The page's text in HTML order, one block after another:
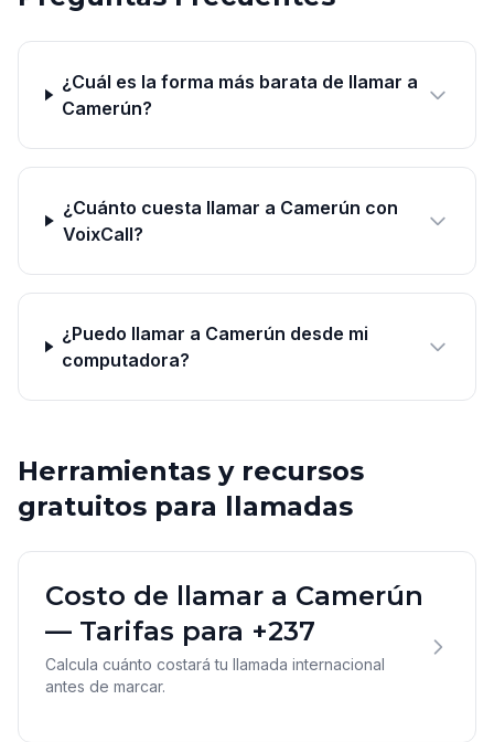
¿Cuál es la forma más barata de llamar a
Camerún?
¿Cuánto cuesta llamar a Camerún con
VoixCall?
¿Puedo llamar a Camerún desde mi
computadora?
Herramientas y recursos
gratuitos para llamadas
Costo de llamar a Camerún
— Tarifas para +237
Calcula cuánto costará tu llamada internacional
antes de marcar.